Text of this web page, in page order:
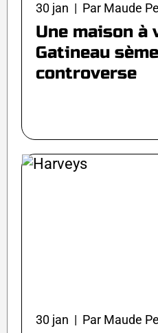
30 jan | Par Maude
Une maison à
Gatineau
controverse
30 jan | Par Maude